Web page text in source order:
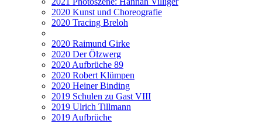
2020 Kunst und Choreografie
2020 Tracing Breloh
2020 Raimund Girke
2020 Der Ölzwerg
2020 Aufbrüche 89
2020 Robert Klümpen
2020 Heiner Binding
2019 Schulen zu Gast VIII
2019 Ulrich Tillmann
2019 Aufbrüche